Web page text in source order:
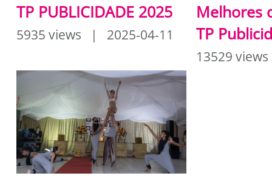
TP PUBLICIDADE 2025
5935 views | 2025-04-11
Melhores
TP
13529